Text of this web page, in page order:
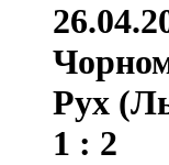
Рух
1 : 2